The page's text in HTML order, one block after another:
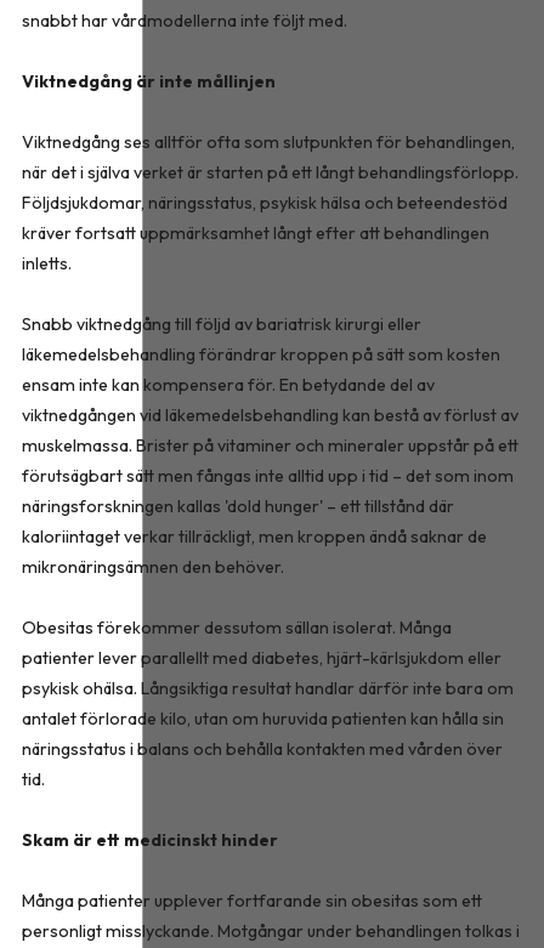
snabbt har vårdmodellerna inte följt med.
Viktnedgång är inte mållinjen
Viktnedgång ses alltför ofta som slutpunkten för behandlingen,
när det i själva verket är starten på ett långt behandlingsförlopp.
Följdsjukdomar, näringsstatus, psykisk hälsa och beteendestöd
kräver fortsatt uppmärksamhet långt efter att behandlingen
inletts.
Snabb viktnedgång till följd av bariatrisk kirurgi eller
läkemedelsbehandling förändrar kroppen på sätt som kosten
ensam inte kan kompensera för. En betydande del av
viktnedgången vid läkemedelsbehandling kan bestå av förlust av
muskelmassa. Brister på vitaminer och mineraler uppstår på ett
förutsägbart sätt men fångas inte alltid upp i tid – det som inom
näringsforskningen kallas 'dold hunger' – ett tillstånd där
kaloriintaget verkar tillräckligt, men kroppen ändå saknar de
mikronäringsämnen den behöver.
Obesitas förekommer dessutom sällan isolerat. Många
patienter lever parallellt med diabetes, hjärt-kärlsjukdom eller
psykisk ohälsa. Långsiktiga resultat handlar därför inte bara om
antalet förlorade kilo, utan om huruvida patienten kan hålla sin
näringsstatus i balans och behålla kontakten med vården över
tid.
Skam är ett medicinskt hinder
Många patienter upplever fortfarande sin obesitas som ett
personligt misslyckande. Motgångar under behandlingen tolkas i